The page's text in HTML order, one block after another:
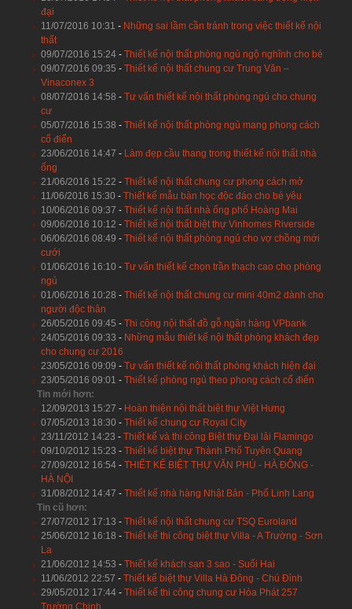
đại
11/07/2016 10:31 - Những sai lầm cần tránh trong việc thiết kế nội
thất
09/07/2016 15:24- Thiết kế nội thất phòng ngủ ngộ nghĩnh cho bé
09/07/2016 09:35 - Thiết kế nội thất chung cư Trung Văn –
Vinaconex 3
08/07/2016 14:58 - Tư vấn thiết kế nội thất phòng ngủ cho chung
cư
05/07/2016 15:38 - Thiết kế nội thất phòng ngủ mang phong cách
cổ điển
23/06/2016 14:47 - Làm đẹp cầu thang trong thiết kế nội thất nhà
ống
21/06/2016 15:22 - Thiết kế nội thất chung cư phong cách mở
11/06/2016 15:30 - Thiết kế mẫu bàn học độc đáo cho bé yêu
10/06/2016 09:37 - Thiết kế nội thất nhà ống phố Hoàng Mai
09/06/2016 10:12 - Thiết kế nội thất biệt thự Vinhomes Riverside
06/06/2016 08:49 - Thiết kế nội thất phòng ngủ cho vợ chồng mới
cưới
01/06/2016 16:10 - Tư vấn thiết kế chọn trần thạch cao cho phòng
ngủ
01/06/2016 10:28 - Thiết kế nội thất chung cư mini 40m2 dành cho
người độc thân
26/05/2016 09:45 - Thi công nội thất đồ gỗ ngân hàng VPbank
24/05/2016 09:33 - Những mẫu thiết kế nội thất phòng khách đẹp
cho chung cư 2016
23/05/2016 09:09 - Tư vấn thiết kế nội thất phòng khách hiện đại
23/05/2016 09:01 - Thiết kế phòng ngủ theo phong cách cổ điển
Tin mới hơn:
12/09/2013 15:27 - Hoàn thiện nội thất biệt thự Việt Hưng
07/05/2013 18:30 - Thiết kế chung cư Royal City
23/11/2012 14:23 - Thiết kế và thi công Biệt thự Đại lải Flamingo
09/10/2012 15:23 - Thiết kế biệt thự Thành Phố Tuyên Quang
27/09/2012 16:54- THIẾT KẾ BIỆT THỰ VĂN PHÚ - HÀ ĐÔNG -
HÀ NỘI
31/08/2012 14:47 - Thiết kế nhà hàng Nhật Bản - Phố Linh Lang
Tin cũ hơn:
27/07/2012 17:13 - Thiết kế nội thất chung cư TSQ Euroland
25/06/2012 16:18 - Thiết kế thi công biệt thự Villa - A Trường - Sơn
La
21/06/2012 14:53 - Thiết kế khách sạn 3 sao - Suối Hai
11/06/2012 22:57 - Thiết kế biệt thự Villa Hà Đông - Chú Đỉnh
29/05/2012 17:44- Thiết kế thi công chung cư Hòa Phát 257
Trường Chinh